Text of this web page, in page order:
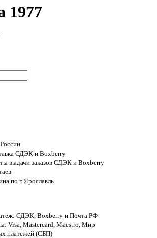
1977
СДЭК и Boxberry
выдачи заказов СДЭК и Boxberry
по г. Ярославль
СДЭК, Boxberry и Почта РФ
Visa, Mastercard, Maestro, Мир
платежей (СБП)